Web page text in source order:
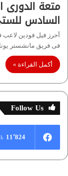
متعة الدورى
السادس
أحرز فيل فودين
فى فريق مانشستر
أكمل القراءة »
Follow Us
11٬824